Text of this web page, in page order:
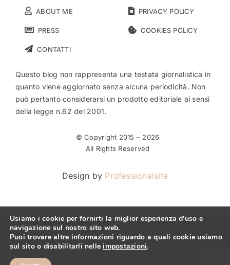
ABOUT ME
PRESS
CONTATTI
PRIVACY POLICY
COOKIES POLICY
Questo blog non rappresenta una testata giornalistica in
quanto viene aggiornato senza alcuna periodicità. Non
può pertanto considerarsi un prodotto editoriale ai sensi
della legge n.62 del 2001.
© Copyright 2015 – 2026
All Rights Reserved
Design by Professionalsite
Usiamo i cookie per fornirti la miglior esperienza d'uso e
navigazione sul nostro sito web.
Puoi trovare altre informazioni riguardo a quali cookie usiamo
sul sito o disabilitarli nelleimpostazioni.